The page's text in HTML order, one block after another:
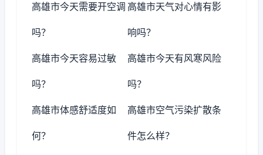
高雄市今天需要开空调
吗？
高雄市天气对心情有影
响吗？
高雄市今天容易过敏
吗？
高雄市今天有风寒风险
吗？
高雄市体感舒适度如
何？
高雄市空气污染扩散条
件怎么样？